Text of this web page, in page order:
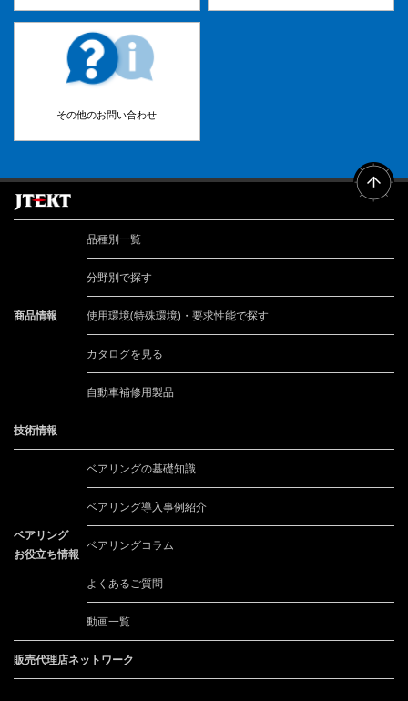
その他のお問い合わせ
商品情報
品種別一覧
分野別で探す
使用環境(特殊環境)・要求性能で探す
カタログを見る
自動車補修用製品
技術情報
ベアリング
お役立ち情報
ベアリングの基礎知識
ベアリング導入事例紹介
ベアリングコラム
よくあるご質問
動画一覧
販売代理店ネットワーク